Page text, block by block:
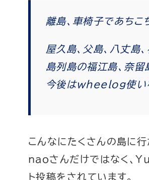
離島、車椅子であちこ
屋久島、父島、八丈島
島列島の福江島、奈留
今後はwheelog使い
こんなにたくさんの島に
naoさんだけではなく、
ト投稿をされています。